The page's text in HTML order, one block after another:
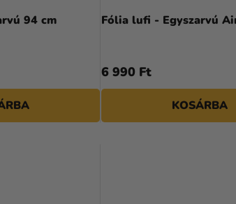
94 cm Fólia lufi - Egyszarvú
6 990 Ft
KOSÁRBA